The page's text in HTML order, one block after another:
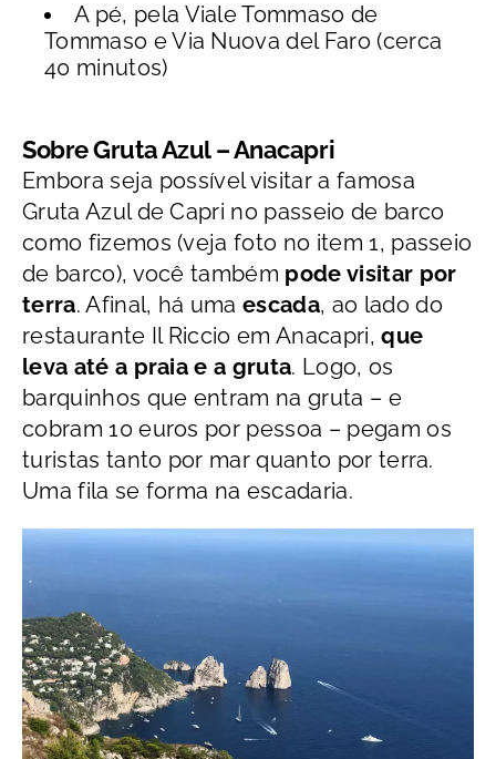
A pé, pela Viale Tommaso de
Tommaso e Via Nuova del Faro (cerca
40 minutos)
Sobre Gruta Azul – Anacapri
Embora seja possível visitar a famosa
Gruta Azul de Capri no passeio de barco
como fizemos (veja foto no item 1, passeio
de barco), você também pode visitar por
terra. Afinal, há umaescada, ao lado do
restaurante Il Riccio em Anacapri, que
leva até a praia e a gruta. Logo, os
barquinhos que entram na gruta – e
cobram 10 euros por pessoa – pegam os
turistas tanto por mar quanto por terra.
Uma fila se forma na escadaria.